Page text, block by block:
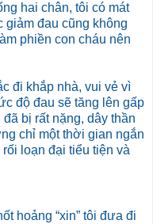
hai chân, tôi có mát
giảm đau cũng không
phiền con cháu nên
đi khắp nhà, vui vẻ vì
độ đau sẽ tăng lên gấp
bị rất nặng, dây thần
chỉ một thời gian ngắn
loạn đại tiểu tiện và
hoảng “xin” tôi đưa đi